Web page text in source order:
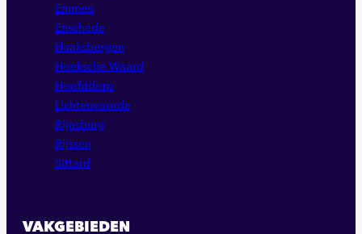
Emmen
Enschede
Haaksbergen
Hoeksche Waard
Hoofddorp
Lichtenvoorde
Rijnsburg
Rijssen
Sittard
VAKGEBIEDEN